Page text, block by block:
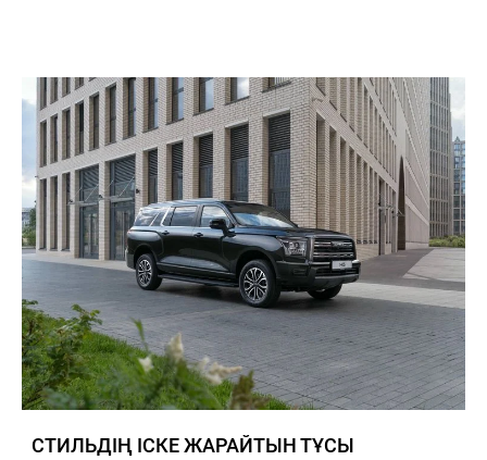
СТИЛЬДІҢ ІСКЕ ЖАРАЙТЫН ТҰСЫ